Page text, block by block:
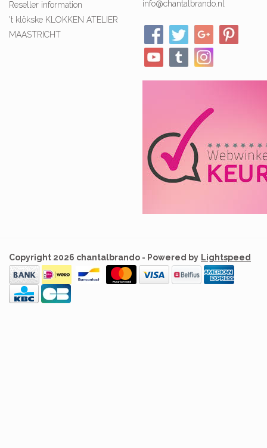
Reseller information
't klökske KLOKKEN ATELIER
MAASTRICHT
info@chantalbrando.nl
Copyright 2026 chantalbrando - Powered by Lightspeed